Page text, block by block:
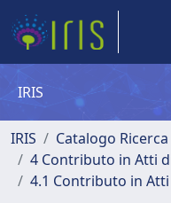
IRIS
IRIS
Catalogo Ricerca
4 Contributo in Atti
4.1 Contributo in